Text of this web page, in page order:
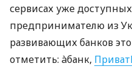
сервисах уже
предпринимателю из
развивающих банков
отметить: àбанк,